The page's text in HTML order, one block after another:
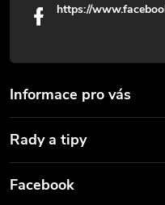
Informace pro vás
Rady a tipy
https://
Facebook